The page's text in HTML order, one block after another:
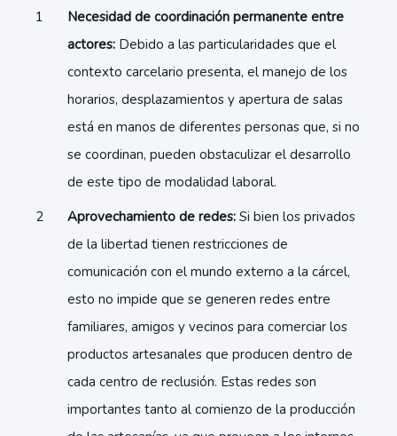
Necesidad de coordinación permanente entre
actores: Debido a las particularidades que el
contexto carcelario presenta, el manejo de los
horarios, desplazamientos y apertura de salas
está en manos de diferentes personas que, si no
se coordinan, pueden obstaculizar el desarrollo
de este tipo de modalidad laboral.
Aprovechamiento de redes: Si bien los privados
de la libertad tienen restricciones de
comunicación con el mundo externo a la cárcel,
esto no impide que se generen redes entre
familiares, amigos y vecinos para comerciar los
productos artesanales que producen dentro de
cada centro de reclusión. Estas redes son
importantes tanto al comienzo de la producción